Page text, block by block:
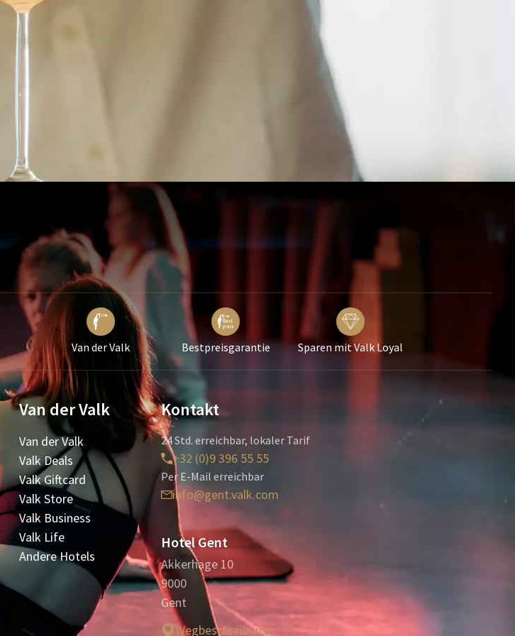
Van der Valk Bestpreisgarantie Sparen mit Valk Loyal
Van der Valk
Van der Valk
Valk Deals
Valk Giftcard
Valk Store
Valk Business
Valk Life
Andere Hotels
Kontakt
24 Std. erreichbar, lokaler Tarif
+32 (0)9 396 55 55
Per E-Mail erreichbar
info@gent.valk.com
Hotel Gent
Akkerhage 10
9000
Gent
Wegbeschreibung